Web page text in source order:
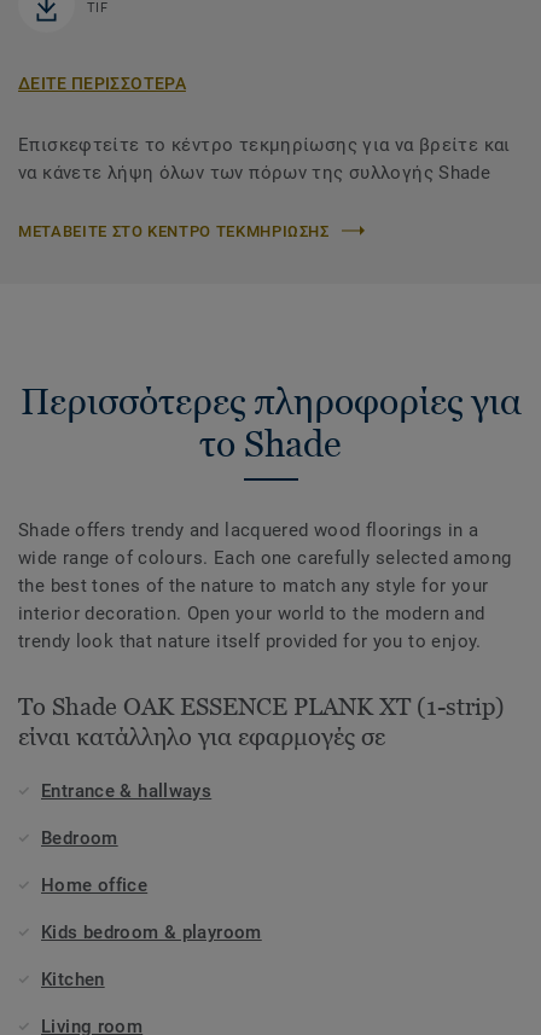
TIF
ΔΕΙΤΕ ΠΕΡΙΣΣΟΤΕΡΑ
Επισκεφτείτε το κέντρο τεκμηρίωσης για να βρείτε και
να κάνετε λήψη όλων των πόρων της συλλογής Shade
ΜΕΤΑΒΕΙΤΕ ΣΤΟ ΚΕΝΤΡΟ ΤΕΚΜΗΡΙΩΣΗΣ
Περισσότερες πληροφορίες για
το Shade
Shade offers trendy and lacquered wood floorings in a
wide range of colours. Each one carefully selected among
the best tones of the nature to match any style for your
interior decoration. Open your world to the modern and
trendy look that nature itself provided for you to enjoy.
Το Shade OAK ESSENCE PLANK XT (1-strip)
είναι κατάλληλο για εφαρμογές σε
Entrance & hallways
Bedroom
Home office
Kids bedroom & playroom
Kitchen
Living room